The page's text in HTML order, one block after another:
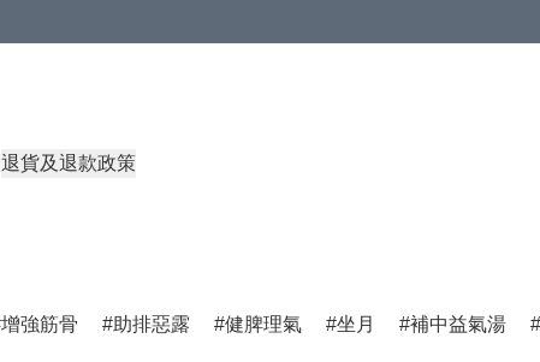
退貨及退款政策
增強筋骨 助排惡露 健脾理氣 坐月 補中益氣湯